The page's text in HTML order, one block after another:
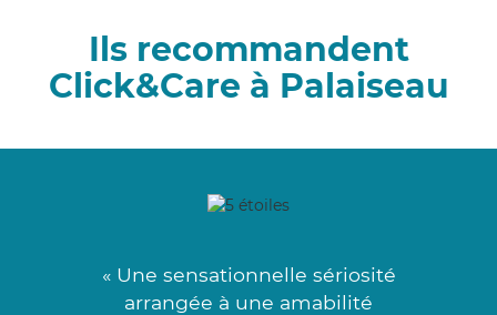
Ils recommandent
Click&Care à Palaiseau
« Une sensationnelle sériosité
arrangée à une amabilité